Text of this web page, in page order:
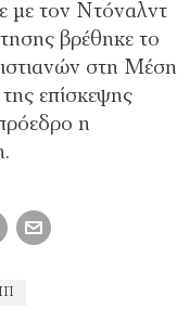
με τον Ντόναλντ
βρέθηκε το
στη Μέση
επίσκεψης
η